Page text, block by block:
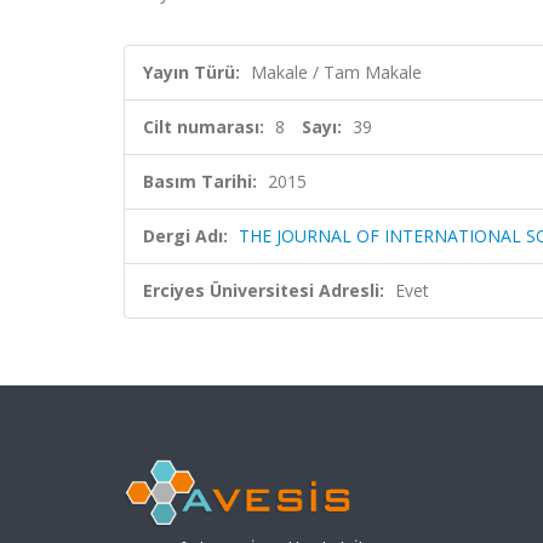
Yayın Türü: Makale / Tam Makale
Cilt numarası: 8 Sayı: 39
Basım Tarihi: 2015
Dergi Adı: THE JOURNAL OF INTERNATIONAL
Erciyes Üniversitesi Adresli: Evet